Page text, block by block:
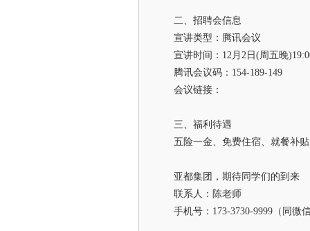
二、招聘会信息
宣讲类型：腾讯会议
宣讲时间：12月2日(周五晚
腾讯会议码：154-189-149
会议链接：
三、福利待遇
五险一金、免费住宿、就餐补
亚都集团，期待同学们的到来
联系人：陈老师
手机号：173-3730-9999（同微